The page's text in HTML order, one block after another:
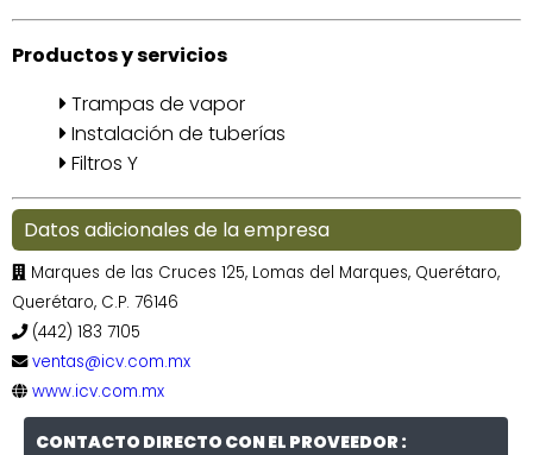
Productos y servicios
Trampas de vapor
Instalación de tuberías
Filtros Y
Datos adicionales de la empresa
Marques de las Cruces 125, Lomas del Marques, Querétaro,
Querétaro, C.P. 76146
(442) 183 7105
ventas@icv.com.mx
www.icv.com.mx
CONTACTO DIRECTO CON EL PROVEEDOR :